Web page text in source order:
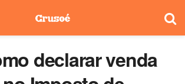
declarar venda